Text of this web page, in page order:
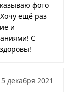
фото
ещё раз
и
С
5 декабря 2021